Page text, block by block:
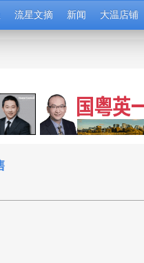
流星文摘 新闻 大温店铺